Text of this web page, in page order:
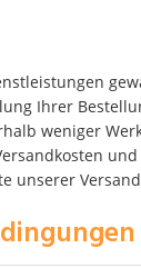
Ihrer
weniger
unserer